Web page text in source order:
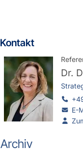
Kontakt
Dr.
E-
Archiv